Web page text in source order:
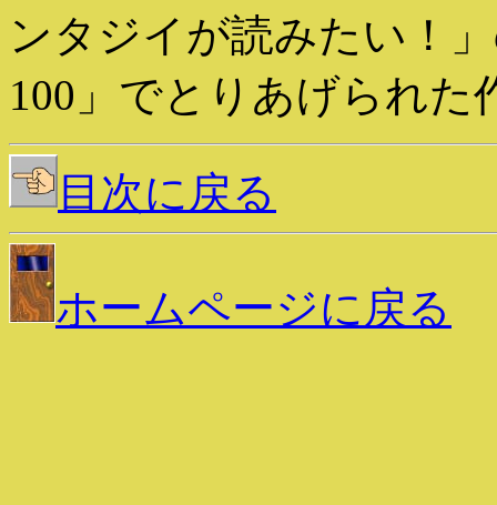
ンタジイが読みたい！
100」でとりあげられた
目次に戻る
ホームページに戻る